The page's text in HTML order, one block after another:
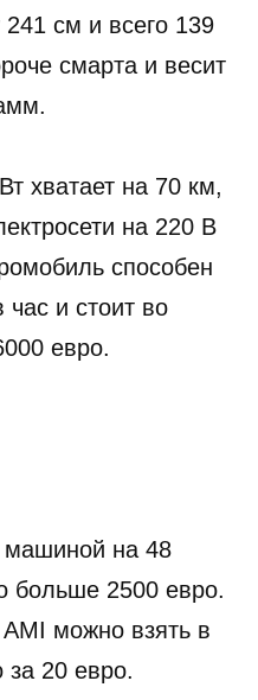
см и всего 139
смарта и весит
хватает на 70 км,
на 220 В
способен
час и стоит во
евро.
машиной на 48
больше 2500 евро.
можно взять в
за 20 евро.